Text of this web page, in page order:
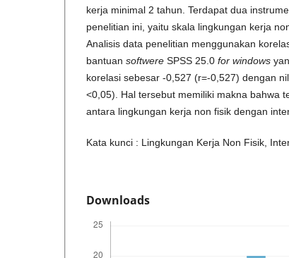
kerja minimal 2 tahun. Terdapat dua
penelitian ini, yaitu skala lingkungan kerja
Analisis data penelitian menggunakan
bantuan softwere SPSS 25.0 for windows
korelasi sebesar -0,527 (r=-0,527) dengan
<0,05). Hal tersebut memiliki makna bahwa
antara lingkungan kerja non fisik dengan
Kata kunci : Lingkungan Kerja Non Fisik,
Downloads